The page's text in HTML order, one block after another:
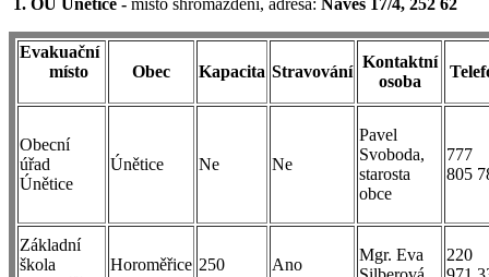
1. OÚ Únětice - místo shromáždění, adresa: Náves 17/4, 252 62
Evakuační
místo
Obec Kapacita Stravování
Kontaktní
osoba
Obecní
úřad
Únětice
Únětice Ne Ne
Pavel
Svoboda,
starosta
obce
777
805
Základní
škola
Horoměřice 250 Ano
Mgr. Eva
220